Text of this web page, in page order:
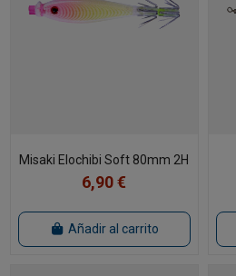
Misaki Elochibi Soft 80mm 2H
6,90 €
Añadir al carrito